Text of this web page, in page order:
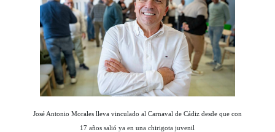
José Antonio Morales lleva vinculado al Carnaval de Cádiz desde que con
17 años salió ya en una chirigota juvenil